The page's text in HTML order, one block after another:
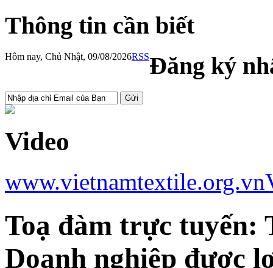
Thông tin cần biết
Hôm nay, Chủ Nhật, 09/08/2026RSSĐăng ký
Video
www.vietnamtextile.org.vn
Toạ đàm trực tuyến:
Doanh nghiệp được